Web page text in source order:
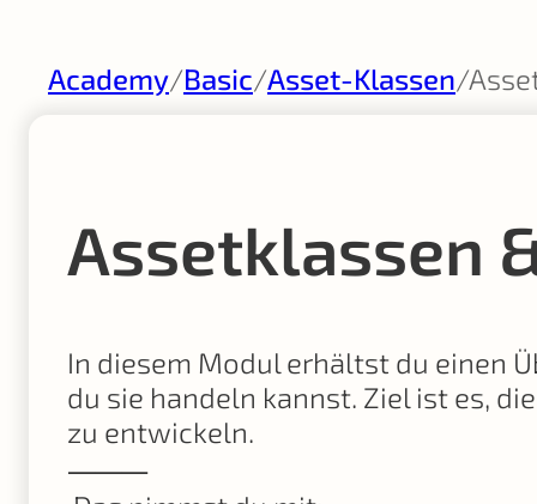
Academy/Basic/Asset-Klassen/
Assetklassen
In diesem Modul erhältst du einen
du sie handeln kannst. Ziel ist es,
zu entwickeln.
⸻